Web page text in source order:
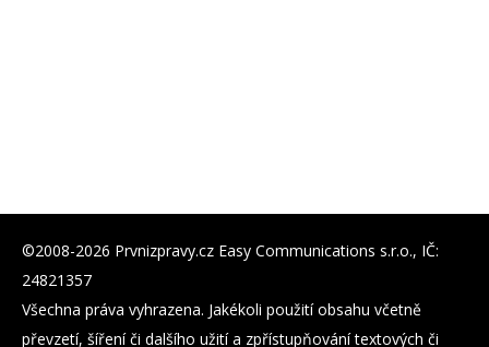
©2008-2026 Prvnizpravy.cz Easy Communications s.r.o., IČ:
24821357
Všechna práva vyhrazena. Jakékoli použití obsahu včetně
převzetí, šíření či dalšího užití a zpřístupňování textových či